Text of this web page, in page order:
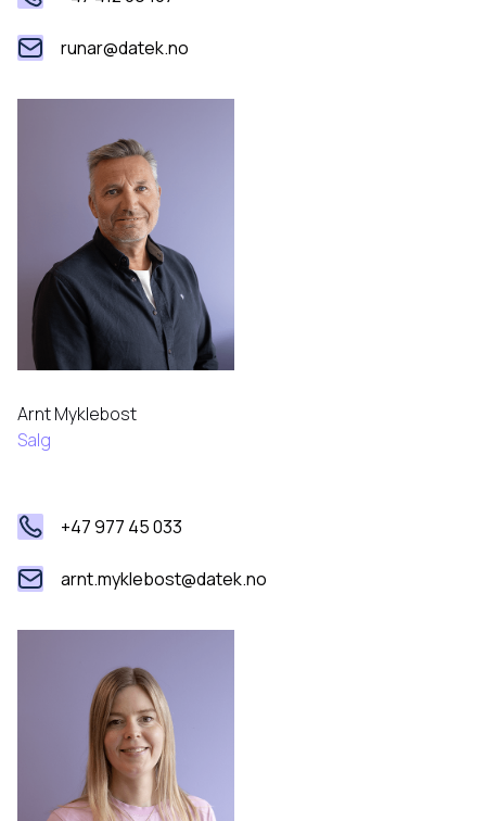
runar@datek.no
Arnt Myklebost
Salg
+47 977 45 033
arnt.myklebost@datek.no